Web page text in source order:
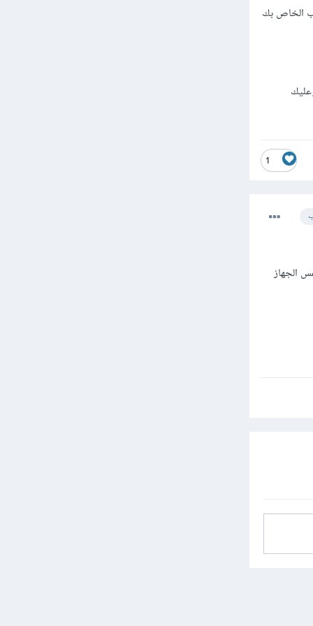
الخاص بك
1
الجهاز